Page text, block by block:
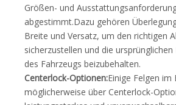
Größen- und
abgestimmt.Dazu gehören
Breite und Versatz, um den richtigen
sicherzustellen und die
des Fahrzeugs beizubehalten.
Centerlock-Optionen:Einige Felgen im
möglicherweise über Centerlock-